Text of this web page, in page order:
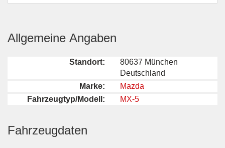
Allgemeine Angaben
Standort:
80637 München
Deutschland
Marke:
Mazda
Fahrzeugtyp/Modell:
MX-5
Fahrzeugdaten